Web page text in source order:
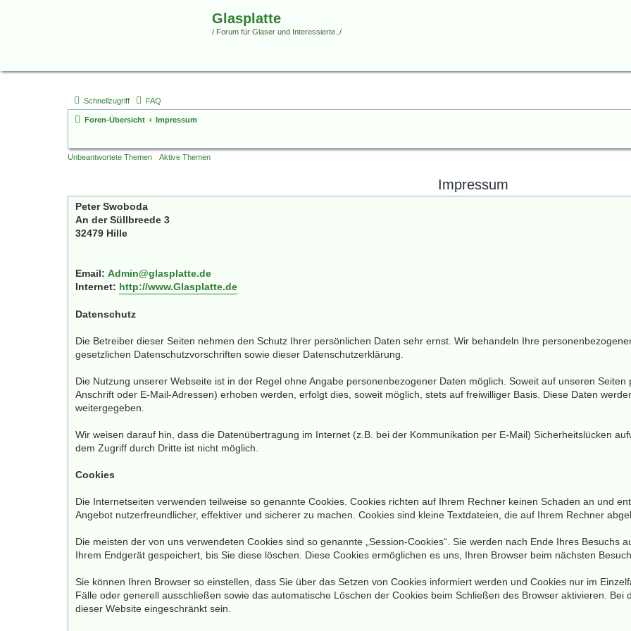
Glasplatte
/ Forum für Glaser und Interessierte../
Schnellzugriff FAQ
Foren-Übersicht Impressum
Unbeantwortete Themen Aktive Themen
Impressum
Peter Swoboda
An der Süllbreede 3
32479 Hille
Email: Admin@glasplatte.de
Internet: http://www.Glasplatte.de
Datenschutz
Die Betreiber dieser Seiten nehmen den Schutz Ihrer persönlichen Daten sehr ernst. Wir behandeln Ihre
gesetzlichen Datenschutzvorschriften sowie dieser Datenschutzerklärung.
Die Nutzung unserer Webseite ist in der Regel ohne Angabe personenbezogener Daten möglich. Soweit auf unseren
Anschrift oder E-Mail-Adressen) erhoben werden, erfolgt dies, soweit möglich, stets auf freiwilliger Basis. Diese Daten
weitergegeben.
Wir weisen darauf hin, dass die Datenübertragung im Internet (z.B. bei der Kommunikation per E-Mail) Sicherheitslücken
dem Zugriff durch Dritte ist nicht möglich.
Cookies
Die Internetseiten verwenden teilweise so genannte Cookies. Cookies richten auf Ihrem Rechner keinen Schaden an und
Angebot nutzerfreundlicher, effektiver und sicherer zu machen. Cookies sind kleine Textdateien, die auf Ihrem Rechner
Die meisten der von uns verwendeten Cookies sind so genannte „Session-Cookies“. Sie werden nach Ende Ihres Besuchs
Ihrem Endgerät gespeichert, bis Sie diese löschen. Diese Cookies ermöglichen es uns, Ihren Browser beim nächsten
Sie können Ihren Browser so einstellen, dass Sie über das Setzen von Cookies informiert werden und Cookies nur im
Fälle oder generell ausschließen sowie das automatische Löschen der Cookies beim Schließen des Browser aktivieren.
dieser Website eingeschränkt sein.